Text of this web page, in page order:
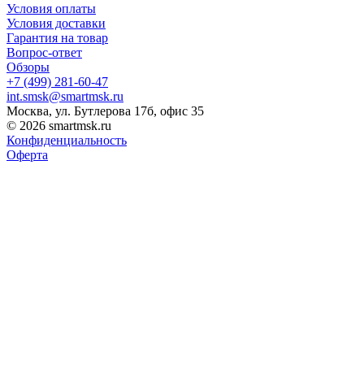
Условия оплаты
Условия доставки
Гарантия на товар
Вопрос-ответ
Обзоры
+7 (499) 281-60-47
int.smsk@smartmsk.ru
Москва, ул. Бутлерова 17б, офис 35
© 2026 smartmsk.ru
Конфиденциальность
Оферта